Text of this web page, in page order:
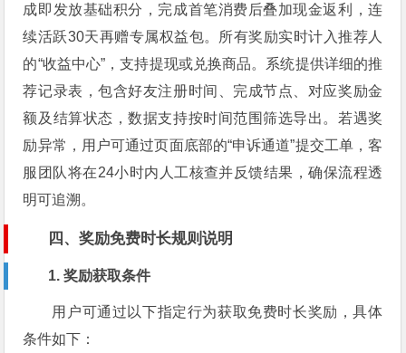
成即发放基础积分，完成首笔消费后叠加现金返利，连
续活跃30天再赠专属权益包。所有奖励实时计入推荐人
的“收益中心”，支持提现或兑换商品。系统提供详细的推
荐记录表，包含好友注册时间、完成节点、对应奖励金
额及结算状态，数据支持按时间范围筛选导出。若遇奖
励异常，用户可通过页面底部的“申诉通道”提交工单，客
服团队将在24小时内人工核查并反馈结果，确保流程透
明可追溯。
四、奖励免费时长规则说明
1. 奖励获取条件
用户可通过以下指定行为获取免费时长奖励，具体
条件如下：